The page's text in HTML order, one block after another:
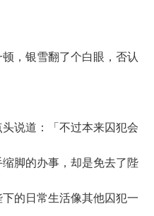
，银雪翻了个白眼，否认
说道：「不过本来囚犯会
脚的办事，却是免去了陛
的日常生活像其他囚犯一